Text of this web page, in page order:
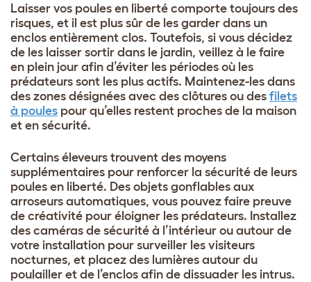
Laisser vos poules en liberté comporte toujours des
risques, et il est plus sûr de les garder dans un
enclos entièrement clos. Toutefois, si vous décidez
de les laisser sortir dans le jardin, veillez à le faire
en plein jour afin d’éviter les périodes où les
prédateurs sont les plus actifs. Maintenez-les dans
des zones désignées avec des clôtures ou des filets
à poules pour qu’elles restent proches de la maison
et en sécurité.
Certains éleveurs trouvent des moyens
supplémentaires pour renforcer la sécurité de leurs
poules en liberté. Des objets gonflables aux
arroseurs automatiques, vous pouvez faire preuve
de créativité pour éloigner les prédateurs. Installez
des caméras de sécurité à l’intérieur ou autour de
votre installation pour surveiller les visiteurs
nocturnes, et placez des lumières autour du
poulailler et de l’enclos afin de dissuader les intrus.